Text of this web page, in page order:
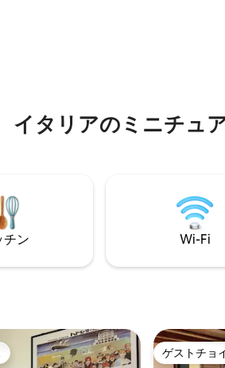
イタリアのミニチュ
チン Wi-Fi
ゲストチョ
ゲストチョ